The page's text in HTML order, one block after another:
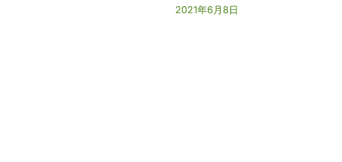
2021年6月8日